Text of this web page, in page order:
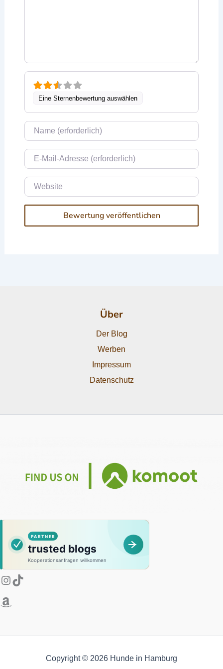
Eine Sternenbewertung auswählen
Name
E-Mail
Website
Über
Der Blog
Werben
Impressum
Datenschutz
Instagram
TikTok
Amazon
Copyright © 2026 Hunde in Hamburg